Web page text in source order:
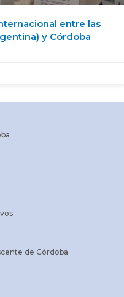
entre las
y Córdoba
de Córdoba